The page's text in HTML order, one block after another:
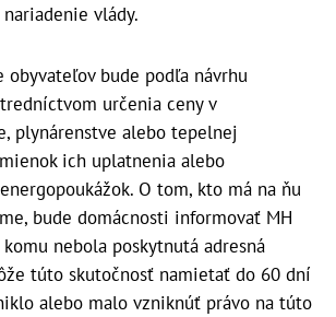
vlády.
obyvateľov bude podľa návrhu
určenia ceny v
plynárenstve alebo tepelnej
ich uplatnenia alebo
O tom, kto má na ňu
bude domácnosti informovať MH
nebola poskytnutá adresná
túto skutočnosť namietať do 60 dní
alebo malo vzniknúť právo na túto